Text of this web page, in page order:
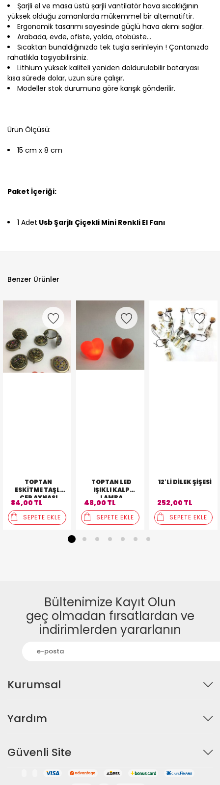
Şarjli el ve masa üstü şarjli vantilatör hava sıcaklığının
yüksek olduğu zamanlarda mükemmel bir alternatiftir.
Ergonomik tasarımı sayesinde güçlü hava akımı sağlar.
Arabada, evde, ofiste, yolda, otobüste...
Sıcaktan bunaldığınızda tek tuşla serinleyin ! Çantanızda
rahatlıkla taşıyabilirsiniz.
Lithium yüksek kaliteli yeniden doldurulabilir bataryası
kısa sürede dolar, uzun süre çalışır.
Modeller stok durumuna göre karışık gönderilir.
Ürün Ölçüsü:
15 cm x 8 cm
Paket İçeriği:
1 Adet Usb Şarjlı Çiçekli Mini Renkli El Fanı
Benzer Ürünler
TOPTAN
ESKITME TAŞLI
CEP AYNASI
84,00 TL
SEPETE EKLE
TOPTAN LED
IŞIKLI KALP
LAMBA
48,00 TL
SEPETE EKLE
12'LI DILEK ŞIŞESI
252,00 TL
SEPETE EKLE
1 2 3 4 5 6 7
Bültenimize Kayıt Olun
geç olmadan fırsatlardan ve
indirimlerden yararlanın
Kurumsal
Yardım
Güvenli Site